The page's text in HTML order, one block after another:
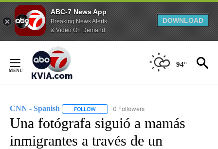
ABC-7 News App
Breaking News Alerts
& Video On Demand
DOWNLOAD
Content
94°
CNN - Spanish FOLLOW FOLLOW "CNN - SPANISH" TO RECEIVE
0 Followers
Una fotógrafa siguió a mamás
inmigrantes a través de un